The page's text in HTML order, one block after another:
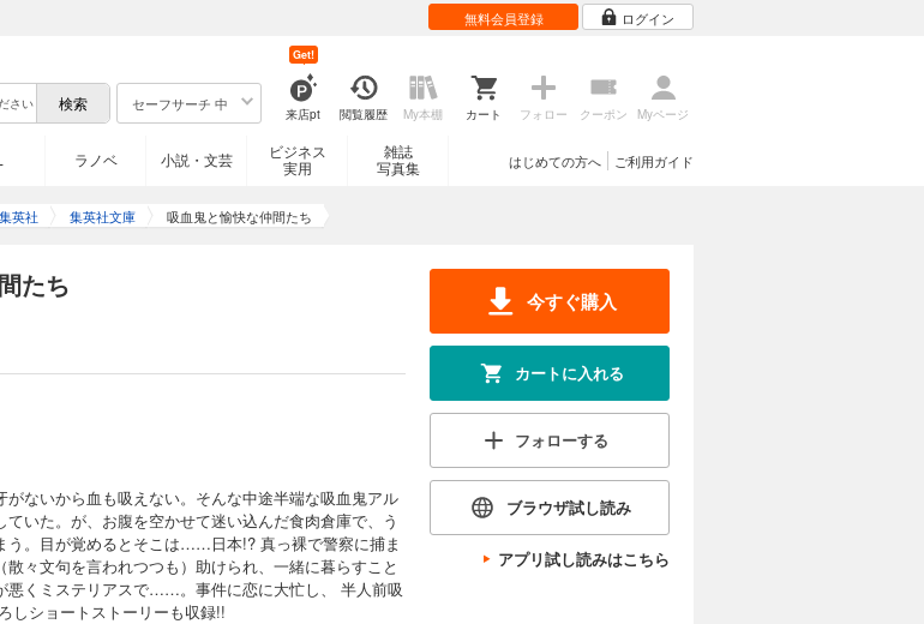
無料会員登録 ログイン
セーフサーチ 中
来店pt
Get!
閲覧履歴 My本棚 カート フォロー クーポン Myページ
ラノベ 小説・文芸
ビジネス
実用
雑誌
写真集
ご利用ガイド
はじめての方へ
集英社 集英社文庫 吸血鬼と愉快な仲間たち
たち
ないから血も吸えない。そんな中途半端な吸血鬼アル
いた。が、お腹を空かせて迷い込んだ食肉倉庫で、う
う。目が覚めるとそこは……日本!? 真っ裸で警察に捕ま
散々文句を言われつつも）助けられ、一緒に暮らすこと
悪くミステリアスで……。事件に恋に大忙し、 半人前吸
しショートストーリーも収録!!
今すぐ購入
カートに入れる
フォローする
ブラウザ試し読み
アプリ試し読みはこちら